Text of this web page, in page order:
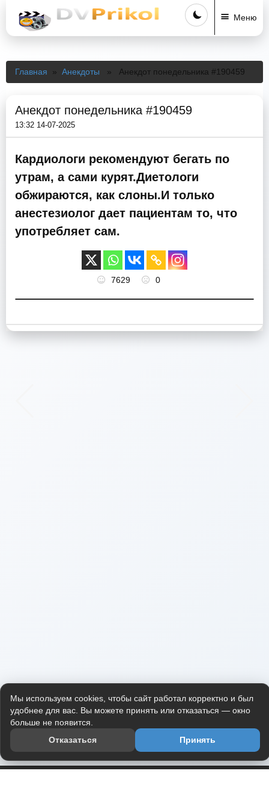
Меню
Главная » Анекдоты » Анекдот понедельника #190459
Анекдот понедельника #190459
13:32 14-07-2025
Кардиологи рекомендуют бегать по
утрам, а сами курят.Диетологи
обжираются, как слоны.И только
анестезиолог дает пациентам то, что
употребляет сам.
7629 0
Мы используем cookies, чтобы сайт работал корректно и был
удобнее для вас. Вы можете принять или отказаться — окно
больше не появится.
Отказаться
Принять